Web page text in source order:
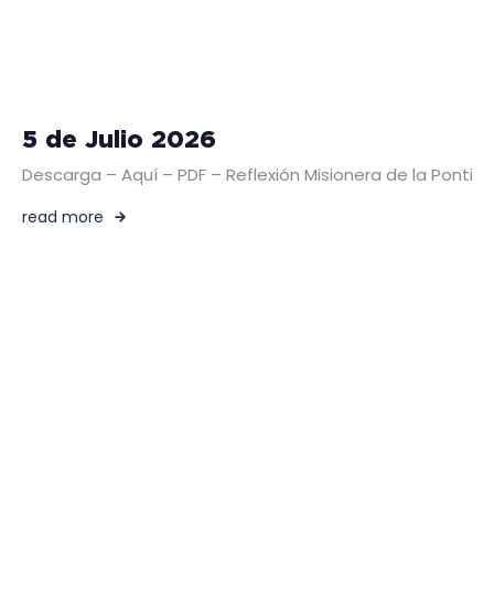
5 de Julio 2026
Descarga – Aquí – PDF – Reflexión Misionera de la
read more